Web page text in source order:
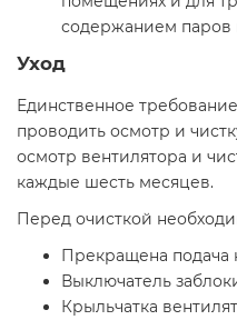
содержанием паров
Уход
Единственное
проводить осмотр и
осмотр вентилятора и
каждые шесть месяцев.
Перед очисткой
Прекращена подача
Выключатель
Крыльчатка